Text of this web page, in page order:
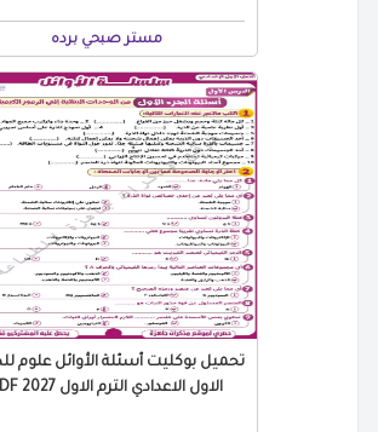
مستر صبحي برده
تحميل بوكليت أسئلة الأوائل علوم
الاول الاعدادي الترم الاول 2027 PDF